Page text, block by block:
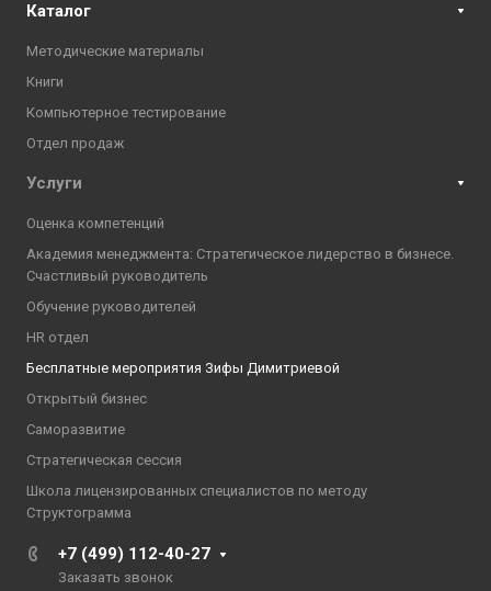
Каталог
Методические материалы
Книги
Компьютерное тестирование
Отдел продаж
Услуги
Оценка компетенций
Академия менеджмента: Стратегическое лидерство в бизнесе.
Счастливый руководитель
Обучение руководителей
HR отдел
Бесплатные мероприятия Зифы Димитриевой
Открытый бизнес
Саморазвитие
Стратегическая сессия
Школа лицензированных специалистов по методу
Структограмма
+7 (499) 112-40-27
Заказать звонок